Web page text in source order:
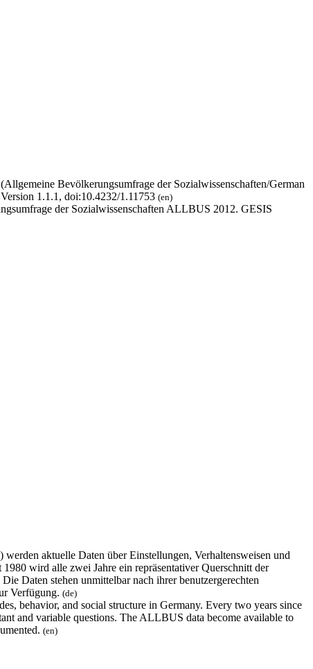
Bevölkerungsumfrage der Sozialwissenschaften/German
1.1.1, doi:10.4232/1.11753 (en)
der Sozialwissenschaften ALLBUS 2012. GESIS
aktuelle Daten über Einstellungen, Verhaltensweisen und
wird alle zwei Jahre ein repräsentativer Querschnitt der
Daten stehen unmittelbar nach ihrer benutzergerechten
Verfügung. (de)
behavior, and social structure in Germany. Every two years since
and variable questions. The ALLBUS data become available to
(en)